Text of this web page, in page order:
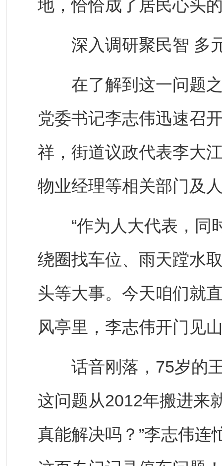
地，恰恰成了居民心头
深入调研聚民智 多
在了解到这一问题之
党委书记李志伟迅速召
祥，街道议政代表李大
物业经理等相关部门及
“作为人大代表，同
绕圈找车位、雨天蹚水
头等大事。今天咱们就
风亭里，李志伟开门见
话音刚落，75岁的王
这问题从2012年搬进来
真能解决吗？”李志伟连